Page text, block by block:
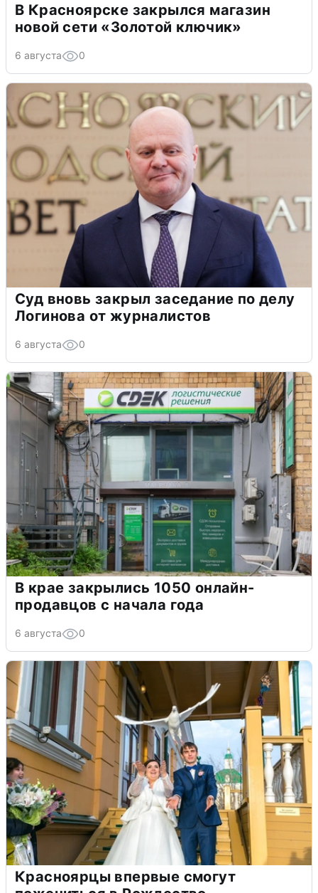
В Красноярске закрылся магазин
новой сети «Золотой ключик»
6 августа 0
Суд вновь закрыл заседание по делу
Логинова от журналистов
6 августа 0
В крае закрылись 1050 онлайн-
продавцов с начала года
6 августа 0
Красноярцы впервые смогут